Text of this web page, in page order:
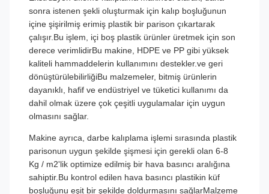
sonra istenen şekli oluşturmak için kalıp boşluğunun
içine şişirilmiş erimiş plastik bir parison çıkartarak
çalışır.Bu işlem, içi boş plastik ürünler üretmek için son
derece verimlidirBu makine, HDPE ve PP gibi yüksek
kaliteli hammaddelerin kullanımını destekler.ve geri
dönüştürülebilirliğiBu malzemeler, bitmiş ürünlerin
dayanıklı, hafif ve endüstriyel ve tüketici kullanımı da
dahil olmak üzere çok çeşitli uygulamalar için uygun
olmasını sağlar.
Makine ayrıca, darbe kalıplama işlemi sırasında plastik
parisonun uygun şekilde şişmesi için gerekli olan 6-8
Kg / m2'lik optimize edilmiş bir hava basıncı aralığına
sahiptir.Bu kontrol edilen hava basıncı plastikin küf
boşluğunu eşit bir şekilde doldurmasını sağlarMalzeme